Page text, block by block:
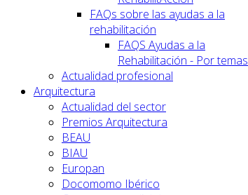
FAQs sobre las ayudas a la
rehabilitación
FAQS Ayudas a la
Rehabilitación - Por temas
Actualidad profesional
Arquitectura
Actualidad del sector
Premios Arquitectura
BEAU
BIAU
Europan
Docomomo Ibérico